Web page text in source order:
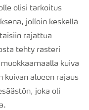
olisi tarkoitus
jolloin keskellä
rajattua
tehty rasteri
kuiva
kuivan alueen rajaus
joka oli